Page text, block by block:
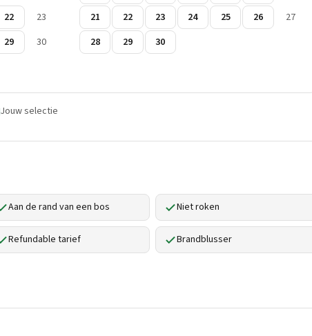
22
23
29
30
21
22 23 24 25 26
27
28
29 30
Jouw selectie
Aan de rand van een bos Niet roken
Refundable tarief Brandblusser